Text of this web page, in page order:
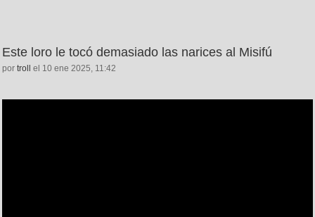
Este loro le tocó demasiado las narices al Misifú
por troll el 10 ene 2025, 11:42